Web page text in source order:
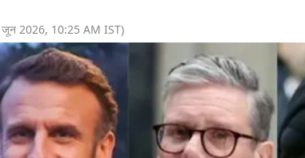
2026, 10:25 AM IST)